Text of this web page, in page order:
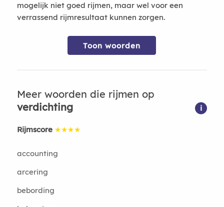
mogelijk niet goed rijmen, maar wel voor een
verrassend rijmresultaat kunnen zorgen.
Toon woorden
Meer woorden die rijmen op
verdichting
i
Rijmscore ★★★★
accounting
arcering
bebording